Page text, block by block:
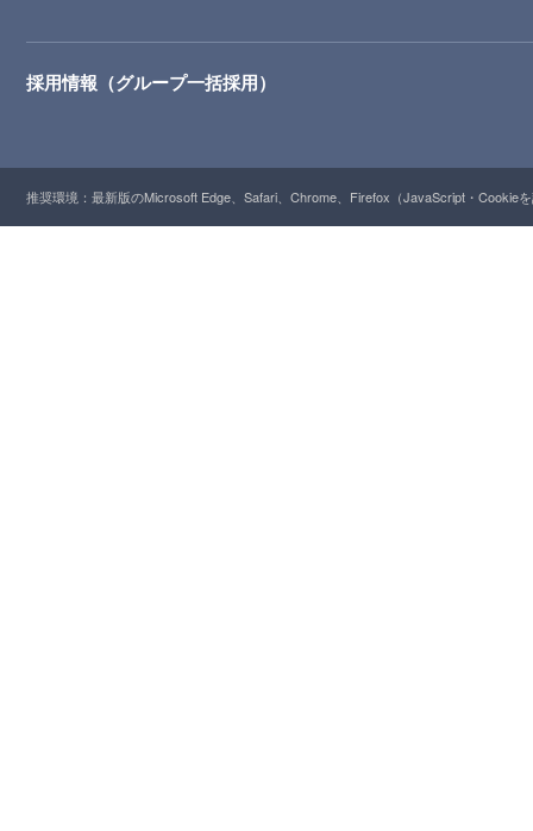
採用情報（グループ一括採用）
推奨環境：最新版のMicrosoft Edge、Safari、Chrome、Firefox（JavaScript・Cookie